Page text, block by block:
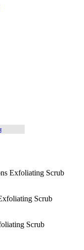
Exfoliating Scrub
Scrub